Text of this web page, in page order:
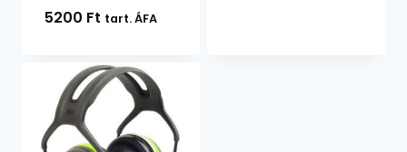
5200 Ft tart. ÁFA